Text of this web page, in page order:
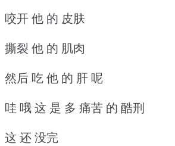
咬开 他 的 皮肤
撕裂 他 的 肌肉
然后 吃 他 的 肝 呢
哇 哦 这 是 多 痛苦 的 酷刑
这 还 没完